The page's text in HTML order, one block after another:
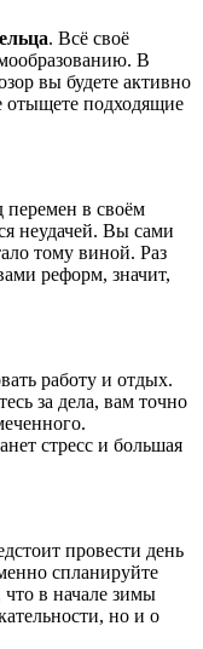
. Всё своё
В
вы будете активно
отыщете подходящие
перемен в своём
неудачей. Вы сами
тому виной. Раз
реформ, значит,
работу и отдых.
за дела, вам точно
стресс и большая
провести день
спланируйте
в начале зимы
но и о